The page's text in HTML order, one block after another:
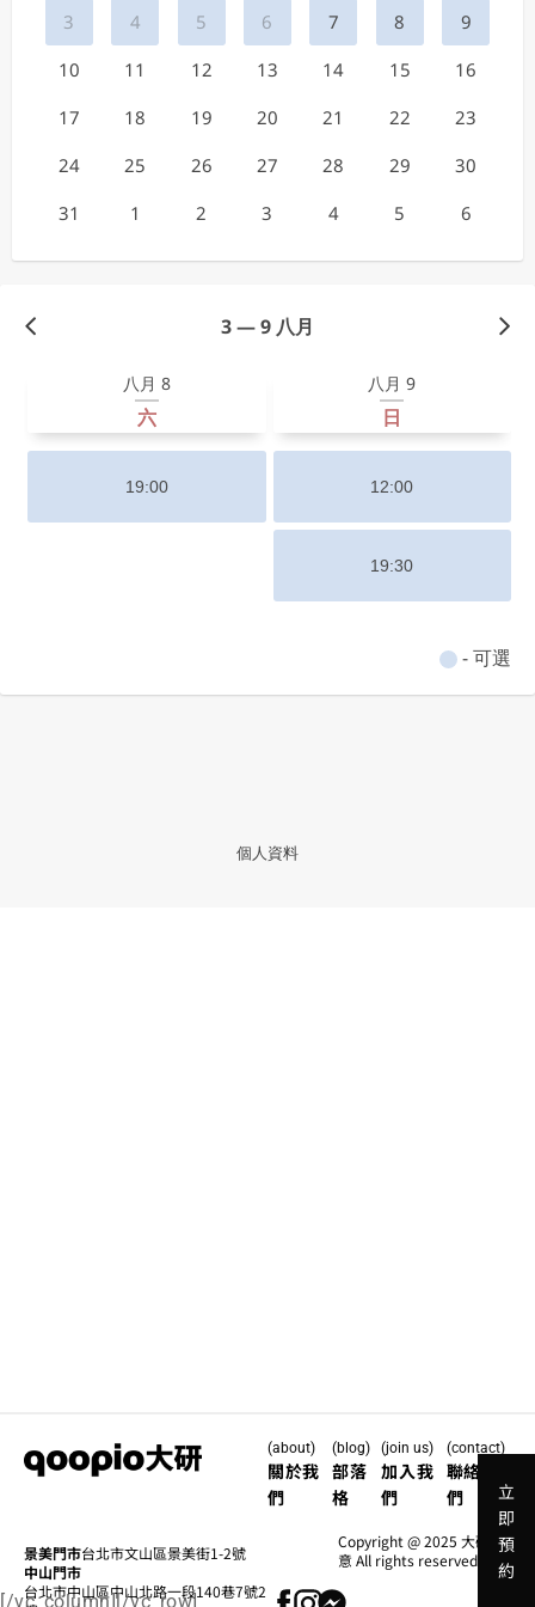
[/vc_column][/vc_row]
立
即
預
約
(about)
關於我
們
(blog)
部落
格
(join us)
加入我
們
(contact)
聯絡我
們
景美門市台北市文山區景美街1-2號
中山門市
台北市中山區中山北路一段140巷7號2
Copyright @ 2025 大研創
意 All rights reserved.